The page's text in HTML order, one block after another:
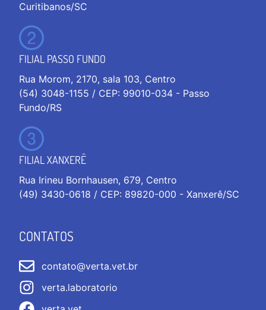
Curitibanos/SC
FILIAL PASSO FUNDO
Rua Morom, 2170, sala 103, Centro
(54) 3048-1155 / CEP: 99010-034 - Passo
Fundo/RS
FILIAL XANXERÊ
Rua Irineu Bornhausen, 679, Centro
(49) 3430-0618 / CEP: 89820-000 - Xanxerê/SC
CONTATOS
contato@verta.vet.br
verta.laboratorio